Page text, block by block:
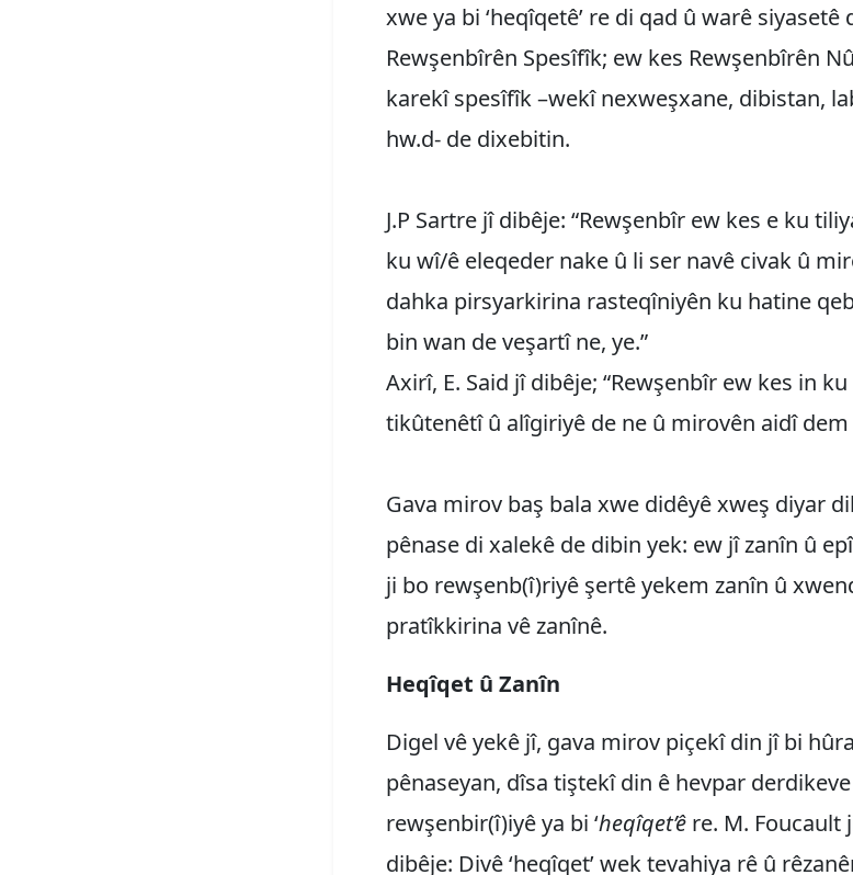
xwe ya bi ‘heqîqetê’ re di qad û warê
Rewşenbîrên Spesîfîk; ew kes Rewşenbîrên
karekî spesîfîk –wekî nexweşxane, dibistan,
hw.d- de dixebitin.
J.P Sartre jî dibêje: “Rewşenbîr ew kes e ku
ku wî/ê eleqeder nake û li ser navê civak û
dahka pirsyarkirina rasteqîniyên ku hatine
bin wan de veşartî ne, ye.”
Axirî, E. Said jî dibêje; “Rewşenbîr ew kes in
tikûtenêtî û alîgiriyê de ne û mirovên aidî dem
Gava mirov baş bala xwe didêyê xweş diyar
pênase di xalekê de dibin yek: ew jî zanîn û
ji bo rewşenb(î)riyê şertê yekem zanîn û
pratîkkirina vê zanînê.
Heqîqet û Zanîn
Digel vê yekê jî, gava mirov piçekî din jî bi
pênaseyan, dîsa tiştekî din ê hevpar
rewşenbir(î)iyê ya bi ‘heqîqet’ê re. M. Foucault
dibêje: Divê ‘heqîqet’ wek tevahiya rê û